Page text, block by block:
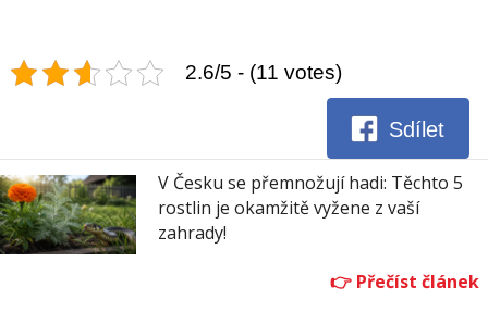
2.6/5 - (11 votes)
Sdílet
V Česku se přemnožují hadi: Těchto 5
rostlin je okamžitě vyžene z vaší
zahrady!